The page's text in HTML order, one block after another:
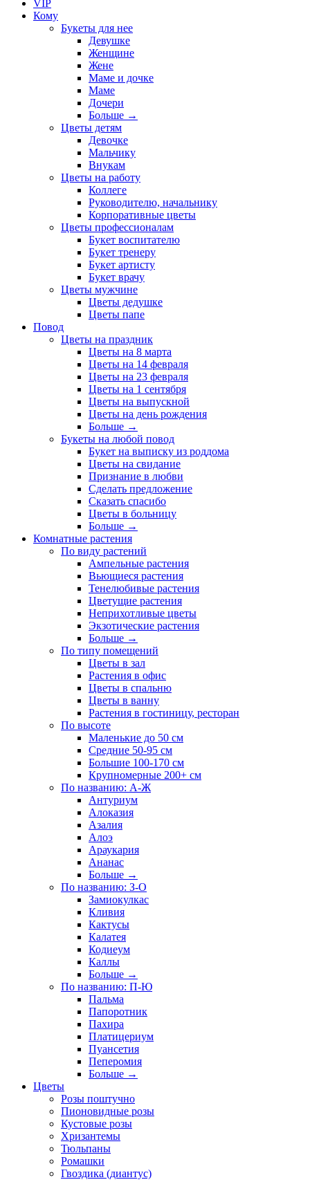
VIP
Кому
Букеты для нее
Девушке
Женщине
Жене
Маме и дочке
Маме
Дочери
Больше →
Цветы детям
Девочке
Мальчику
Внукам
Цветы на работу
Коллеге
Руководителю, начальнику
Корпоративные цветы
Цветы профессионалам
Букет воспитателю
Букет тренеру
Букет артисту
Букет врачу
Цветы мужчине
Цветы дедушке
Цветы папе
Повод
Цветы на праздник
Цветы на 8 марта
Цветы на 14 февраля
Цветы на 23 февраля
Цветы на 1 сентября
Цветы на выпускной
Цветы на день рождения
Больше →
Букеты на любой повод
Букет на выписку из роддома
Цветы на свидание
Признание в любви
Сделать предложение
Сказать спасибо
Цветы в больницу
Больше →
Комнатные растения
По виду растений
Ампельные растения
Вьющиеся растения
Тенелюбивые растения
Цветущие растения
Неприхотливые цветы
Экзотические растения
Больше →
По типу помещений
Цветы в зал
Растения в офис
Цветы в спальню
Цветы в ванну
Растения в гостиницу, ресторан
По высоте
Маленькие до 50 см
Средние 50-95 см
Большие 100-170 см
Крупномерные 200+ см
По названию: А-Ж
Антуриум
Алоказия
Азалия
Алоэ
Араукария
Ананас
Больше →
По названию: З-О
Замиокулкас
Кливия
Кактусы
Калатея
Кодиеум
Каллы
Больше →
По названию: П-Ю
Пальма
Папоротник
Пахира
Платицериум
Пуансетия
Пеперомия
Больше →
Цветы
Розы поштучно
Пионовидные розы
Кустовые розы
Хризантемы
Тюльпаны
Ромашки
Гвоздика (диантус)